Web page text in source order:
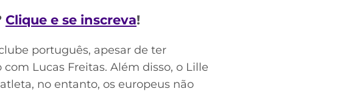
Clique e se inscreva!
português, apesar de ter
Lucas Freitas. Além disso, o Lille
no entanto, os europeus não